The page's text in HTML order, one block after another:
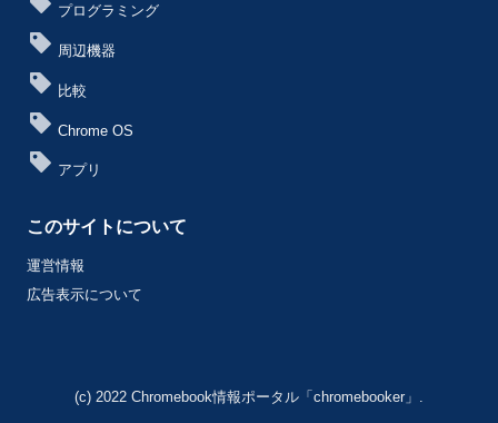
プログラミング
周辺機器
比較
Chrome OS
アプリ
このサイトについて
運営情報
広告表示について
(c) 2022 Chromebook情報ポータル「chromebooker」.